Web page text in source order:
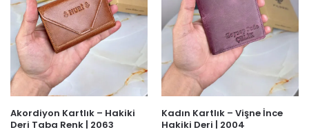
Akordiyon Kartlık – Hakiki
Deri Taba Renk | 2063
Kadın Kartlık – Vişne İnce
Hakiki Deri | 2004